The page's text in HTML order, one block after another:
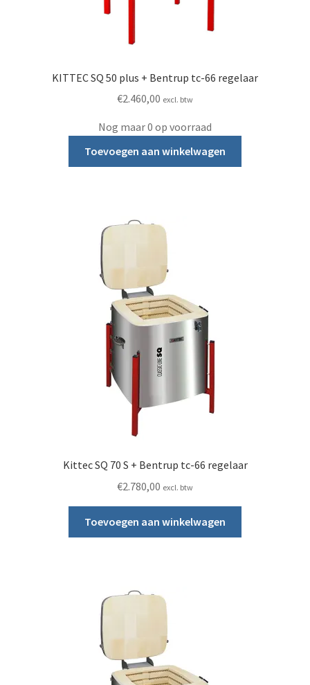
KITTEC SQ 50 plus + Bentrup tc-66 regelaar
€2.460,00 excl. btw
Nog maar 0 op voorraad
Toevoegen aan winkelwagen
Kittec SQ 70 S + Bentrup tc-66 regelaar
€2.780,00 excl. btw
Toevoegen aan winkelwagen